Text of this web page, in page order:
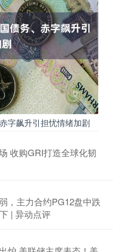
字飙升引担忧情绪加剧
收购GRI打造全球化韧
，主力合约PG12盘中跌
| 异动点评